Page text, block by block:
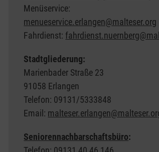
Menüservice:
menueservice.erlangen@malteser.org
Fahrdienst:
Stadtgliederung:
Marienbader Straße 23
91058 Erlangen
Telefon: 09131/5333848
Email:
Seniorennachbarschaftsbüro: